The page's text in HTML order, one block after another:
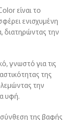
είναι το
ενισχυμένη
διατηρώντας την
γνωστό για τις
της
την
υφή.
της βαφής